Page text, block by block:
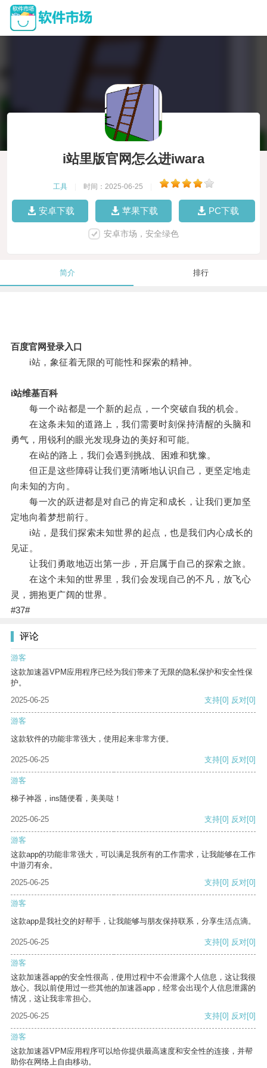
i站里版官网怎么进iwara
工具 时间：2025-06-25
安卓下载 苹果下载 PC下载
安卓市场，安全绿色
简介 排行
百度官网登录入口
i站，象征着无限的可能性和探索的精神。
i站维基百科
每一个i站都是一个新的起点，一个突破自我的机会。
在这条未知的道路上，我们需要时刻保持清醒的头脑和
勇气，用锐利的眼光发现身边的美好和可能。
在i站的路上，我们会遇到挑战、困难和犹豫。
但正是这些障碍让我们更清晰地认识自己，更坚定地走
向未知的方向。
每一次的跃进都是对自己的肯定和成长，让我们更加坚
定地向着梦想前行。
i站，是我们探索未知世界的起点，也是我们内心成长的
见证。
让我们勇敢地迈出第一步，开启属于自己的探索之旅。
在这个未知的世界里，我们会发现自己的不凡，放飞心
灵，拥抱更广阔的世界。
#37#
评论
游客
这款加速器VPM应用程序已经为我们带来了无限的隐私保护和安全性保
护。
2025-06-25
支持[0] 反对[0]
游客
这款软件的功能非常强大，使用起来非常方便。
2025-06-25 支持[0] 反对[0]
游客
梯子神器，ins随便看，美美哒！
2025-06-25 支持[0] 反对[0]
游客
这款app的功能非常强大，可以满足我所有的工作需求，让我能够在工作
中游刃有余。
2025-06-25
支持[0] 反对[0]
游客
这款app是我社交的好帮手，让我能够与朋友保持联系，分享生活点滴。
2025-06-25 支持[0] 反对[0]
游客
这款加速器app的安全性很高，使用过程中不会泄露个人信息，这让我很
放心。我以前使用过一些其他的加速器app，经常会出现个人信息泄露的
情况，这让我非常担心。
2025-06-25
支持[0] 反对[0]
游客
这款加速器VPM应用程序可以给你提供最高速度和安全性的连接，并帮
助你在网络上自由移动。